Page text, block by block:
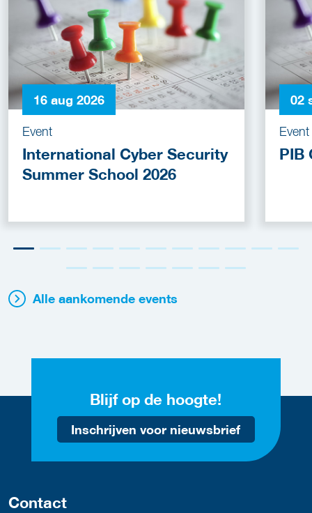
16 aug 2026
Event
International Cyber Security
Summer School 2026
02
Event
PIB
Alle aankomende events
Blijf op de hoogte!
Inschrijven voor nieuwsbrief
Contact